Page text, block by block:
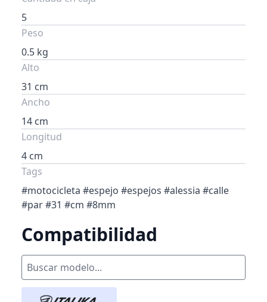
5
Peso
0.5 kg
Alto
31 cm
Ancho
14 cm
Longitud
4 cm
Tags
#motocicleta #espejo #espejos #alessia #calle
#par #31 #cm #8mm
Compatibilidad